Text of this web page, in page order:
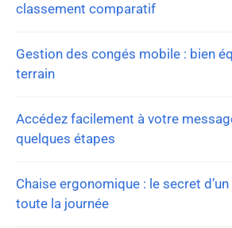
classement comparatif
Gestion des congés mobile : bien
terrain
Accédez facilement à votre
quelques étapes
Chaise ergonomique : le secret
toute la journée